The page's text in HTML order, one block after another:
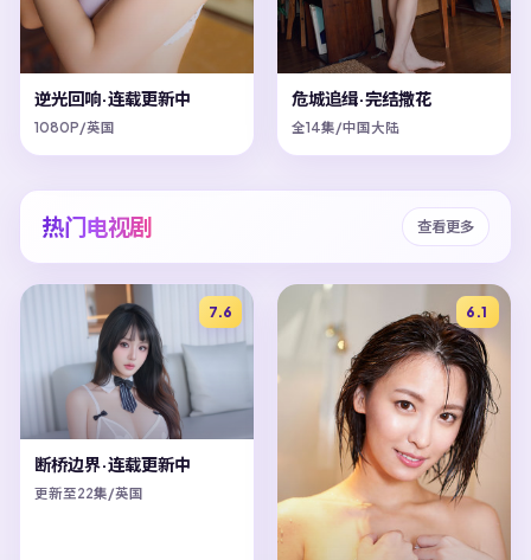
逆光回响·连载更新中
1080P/英国
危城追缉·完结撒花
全14集/中国大陆
热门电视剧 查看更多
7.6
断桥边界·连载更新中
更新至22集/英国
6.1